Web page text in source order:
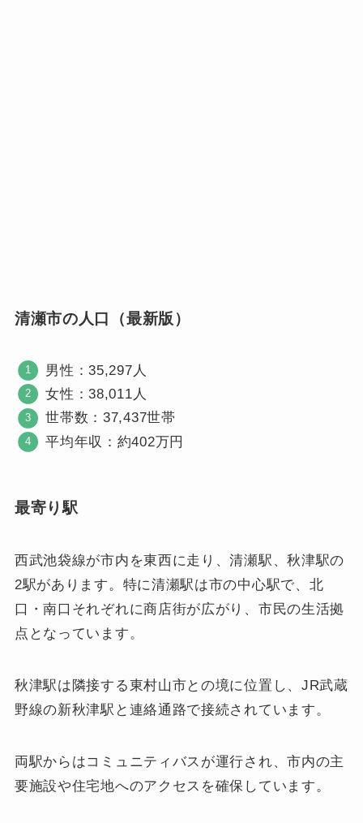
清瀬市の人口（最新版）
男性：35,297人
女性：38,011人
世帯数：37,437世帯
平均年収：約402万円
最寄り駅
西武池袋線が市内を東西に走り、清瀬駅、秋津駅の
2駅があります。特に清瀬駅は市の中心駅で、北
口・南口それぞれに商店街が広がり、市民の生活拠
点となっています。
秋津駅は隣接する東村山市との境に位置し、JR武蔵
野線の新秋津駅と連絡通路で接続されています。
両駅からはコミュニティバスが運行され、市内の主
要施設や住宅地へのアクセスを確保しています。